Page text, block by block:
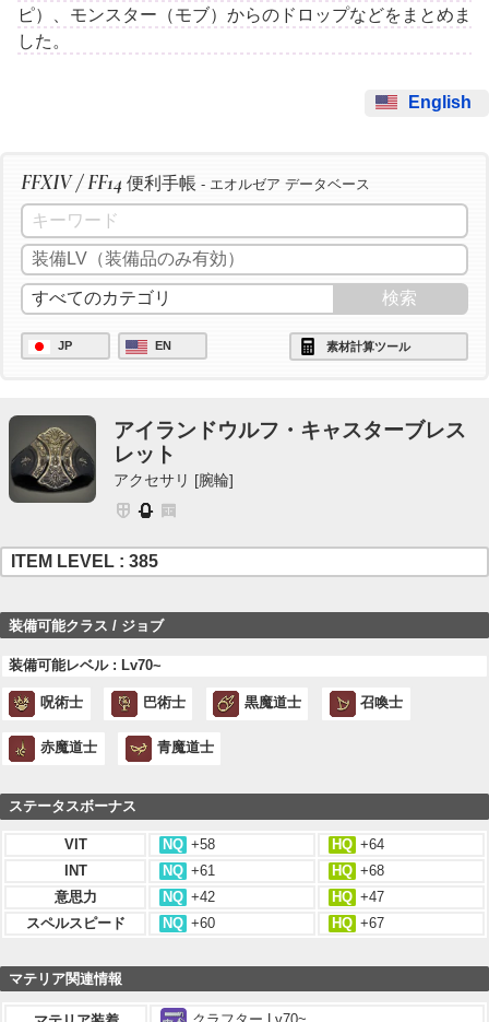
ピ）、モンスター（モブ）からのドロップなどをまとめま
した。
English
FFXIV / FF14 便利手帳 - エオルゼア データベース
JP EN 素材計算ツール
アイランドウルフ・キャスターブレス
レット
アクセサリ [腕輪]
ITEM LEVEL : 385
装備可能クラス / ジョブ
装備可能レベル : Lv70~
呪術士 巴術士 黒魔道士 召喚士
赤魔道士 青魔道士
ステータスボーナス
VIT NQ +58 HQ +64
INT
NQ +61 HQ +68
意思力
NQ +42 HQ +47
スペルスピード
NQ +60 HQ +67
マテリア関連情報